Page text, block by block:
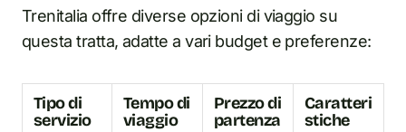
Trenitalia offre diverse opzioni di viaggio su
questa tratta, adatte a vari budget e preferenze:
Tipo di
servizio
Tempo di
viaggio
Prezzo di
partenza
Caratteri
stiche